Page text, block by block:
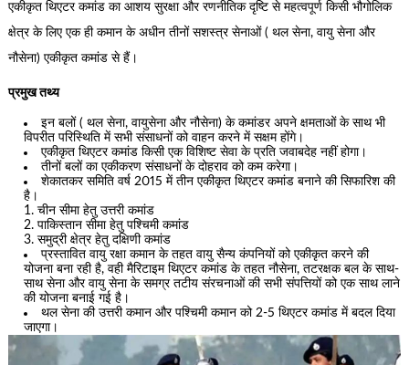
एकीकृत थिएटर कमांड का आशय सुरक्षा और रणनीतिक दृष्टि से महत्वपूर्ण किसी भौगोलिक
क्षेत्र के लिए एक ही कमान के अधीन तीनों सशस्त्र सेनाओं ( थल सेना, वायु सेना और
नौसेना) एकीकृत कमांड से हैं।
प्रमुख तथ्य
इन बलों ( थल सेना, वायुसेना और नौसेना) के कमांडर अपने क्षमताओं के साथ भी
विपरीत परिस्थिति में सभी संसाधनों को वाहन करने में सक्षम होंगे।
एकीकृत थिएटर कमांड किसी एक विशिष्ट सेवा के प्रति जवाबदेह नहीं होगा।
तीनों बलों का एकीकरण संसाधनों के दोहराव को कम करेगा।
शेकातकर समिति वर्ष 2015 में तीन एकीकृत थिएटर कमांड बनाने की सिफारिश की
है।
चीन सीमा हेतु उत्तरी कमांड
पाकिस्तान सीमा हेतु पश्चिमी कमांड
समुद्री क्षेत्र हेतु दक्षिणी कमांड
प्रस्तावित वायु रक्षा कमान के तहत वायु सैन्य कंपनियों को एकीकृत करने की
योजना बना रही है, वही मैरिटाइम थिएटर कमांड के तहत नौसेना, तटरक्षक बल के साथ-
साथ सेना और वायु सेना के समग्र तटीय संरचनाओं की सभी संपत्तियों को एक साथ लाने
की योजना बनाई गई है।
थल सेना की उत्तरी कमान और पश्चिमी कमान को 2-5 थिएटर कमांड में बदल दिया
जाएगा।